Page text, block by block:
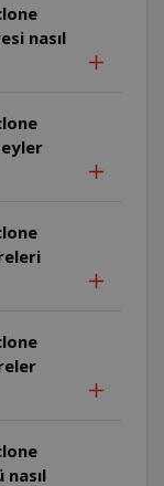
nasıl